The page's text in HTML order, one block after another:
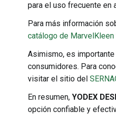
para el uso frecuente en
Para más información
catálogo de MarvelKleen
Asimismo, es
consumidores. Para
visitar el sitio del
En resumen, YODEX
opción confiable y